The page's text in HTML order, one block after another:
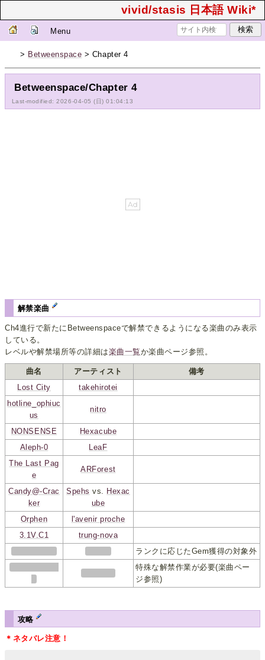
vivid/stasis 日本語 Wiki*
Menu
> Betweenspace > Chapter 4
Betweenspace/Chapter 4
Last-modified: 2026-04-05 (日) 01:04:13
解禁楽曲
Ch4進行で新たにBetweenspaceで解禁できるようになる楽曲のみ表示
している。
レベルや解禁場所等の詳細は楽曲一覧か楽曲ページ参照。
曲名 アーティスト
備考
Lost City
takehirotei
hotline_ophiuc
us
nitro
NONSENSE
Hexacube
Aleph-0
LeaF
The Last Pag
e
ARForest
Candy@-Crac
ker
Spehs vs.
Hexac
ube
Orphen
l'avenir proche
3.1V.C1
trung-nova
ランクに応じたGem獲得の対象外
特殊な解禁作業が必要(楽曲ペー
ジ参照)
攻略
＊ネタバレ注意！